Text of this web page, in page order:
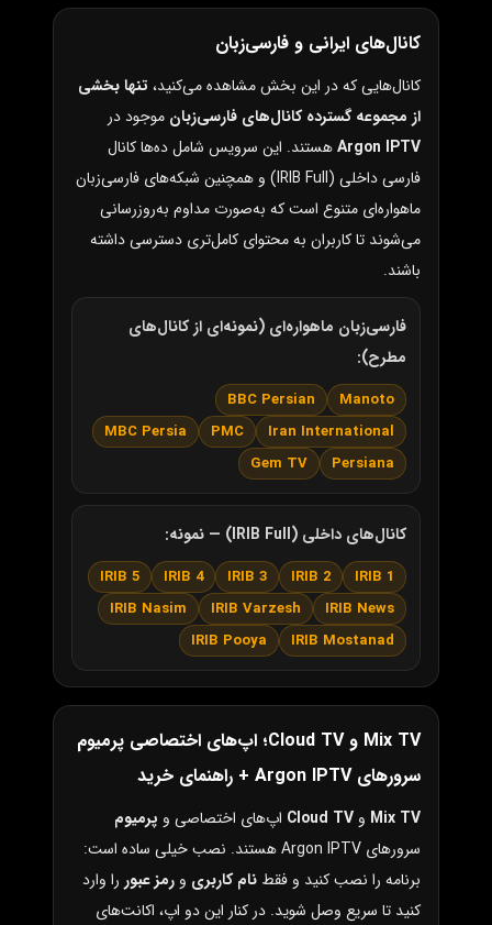
کانال‌های ایرانی و فارسی‌زبان
کانال‌هایی که در این بخش مشاهده می‌کنید، تنها بخشی
از مجموعه گسترده کانال‌های فارسی‌زبان موجود در
Argon IPTVهستند. این سرویس شامل ده‌ها کانال
فارسی داخلی (IRIB Full) و همچنین شبکه‌های فارسی‌زبان
ماهواره‌ای متنوع است که به‌صورت مداوم به‌روزرسانی
می‌شوند تا کاربران به محتوای کامل‌تری دسترسی داشته
باشند.
فارسی‌زبان ماهواره‌ای (نمونه‌ای از کانال‌های
مطرح):
Manoto
BBC Persian
Iran International
PMC
MBC Persia
Persiana
Gem TV
کانال‌های داخلی (IRIB Full) — نمونه:
IRIB 1
IRIB 2
IRIB 3
IRIB 4
IRIB 5
IRIB News
IRIB Varzesh
IRIB Nasim
IRIB Mostanad
IRIB Pooya
Mix TV و Cloud TV؛ اپ‌های اختصاصی پرمیوم
سرورهای Argon IPTV + راهنمای خرید
Mix TV و Cloud TV اپ‌های اختصاصی و پرمیوم
سرورهای Argon IPTV هستند. نصب خیلی ساده است:
برنامه را نصب کنید و فقط نام کاربری و رمز عبور را وارد
کنید تا سریع وصل شوید. در کنار این دو اپ، اکانت‌های